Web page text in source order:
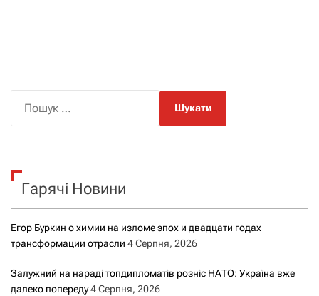
к
Гарячі Новини
Егор Буркин о химии на изломе эпох и двадцати годах
трансформации отрасли 4 Серпня, 2026
Залужний на нараді топдипломатів розніс НАТО: Україна вже
далеко попереду4 Серпня, 2026